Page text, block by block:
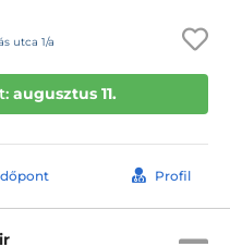
utca 1/a
augusztus 11.
Profil